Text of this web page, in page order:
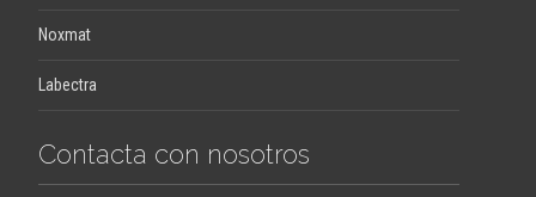
Noxmat
Labectra
Contacta con nosotros